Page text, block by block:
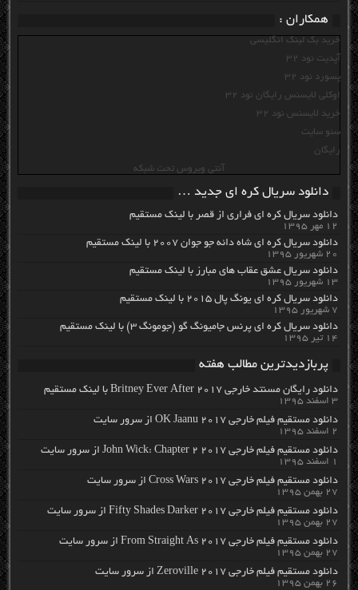
همکاران :
خرید بک لینک انگلیسی
آپدیت نود 32
پسورد نود 32
اوکلی لایسنس رایگان نود 32
خرید لایسنس نود 32
سئو سایت
رایگان
آنتی ویروس تحت شبکه
دانلود سریال کره ای جدید …
دانلود سریال کره ای فراری از قصر با لینک مستقیم
۱۲ مهر ۱۳۹۵
دانلود سریال کره ای شاه دائه جو جوان ۲۰۰۷ با لینک مستقیم
۲۰ شهریور ۱۳۹۵
دانلود سریال عشق عقاب های مبارز با لینک مستقیم
۱۳ شهریور ۱۳۹۵
دانلود سریال کره ای یونگ پال ۲۰۱۵ با لینک مستقیم
۷ شهریور ۱۳۹۵
دانلود سریال کره ای پرنس جامیونگ گو (جومونگ ۳) با لینک مستقیم
۱۴ تیر ۱۳۹۵
پربازدیدترین مطالب هفته
دانلود رایگان مسنتد خارجی Britney Ever After 2017 با لینک مستقیم
۳ اسفند ۱۳۹۵
دانلود مستقیم فیلم خارجی OK Jaanu 2017 از سرور سایت
۲ اسفند ۱۳۹۵
دانلود مستقیم فیلم خارجی John Wick: Chapter 2 2017 از سرور سایت
۱ اسفند ۱۳۹۵
دانلود مستقیم فیلم خارجی Cross Wars 2017 از سرور سایت
۲۷ بهمن ۱۳۹۵
دانلود مستقیم فیلم خارجی Fifty Shades Darker 2017 از سرور سایت
۲۷ بهمن ۱۳۹۵
دانلود مستقیم فیلم خارجی From Straight As 2017 از سرور سایت
۲۷ بهمن ۱۳۹۵
دانلود مستقیم فیلم خارجی Zeroville 2017 از سرور سایت
۲۶ بهمن ۱۳۹۵